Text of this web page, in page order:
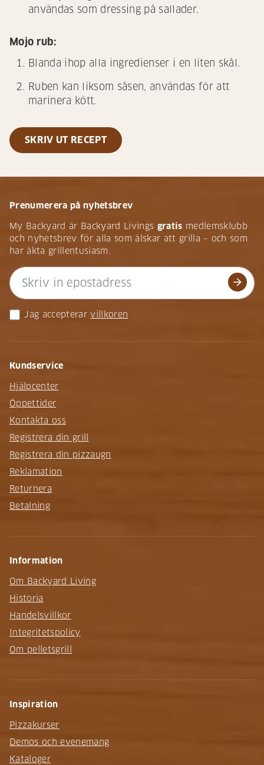
användas som dressing på sallader.
Mojo rub:
Blanda ihop alla ingredienser i en liten skål.
Ruben kan liksom såsen, användas för att
marinera kött.
SKRIV UT RECEPT
Prenumerera på nyhetsbrev
My Backyard är Backyard Livings gratis medlemsklubb
och nyhetsbrev för alla som älskar att grilla – och som
har äkta grillentusiasm.
arrow_forward
Jag accepterar villkoren
Kundservice
Hjälpcenter
Öppettider
Kontakta oss
Registrera din grill
Registrera din pizzaugn
Reklamation
Returnera
Betalning
Information
Om Backyard Living
Historia
Handelsvillkor
Integritetspolicy
Om pelletsgrill
Inspiration
Pizzakurser
Demos och evenemang
Kataloger